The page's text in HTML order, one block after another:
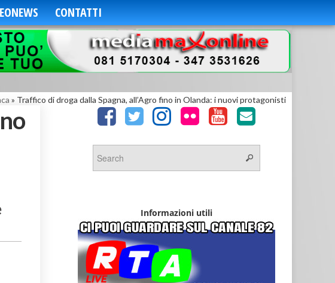
CONTATTI
» Traffico di droga dalla Spagna, all’Agro fino in Olanda: i nuovi protagonisti
Informazioni utili